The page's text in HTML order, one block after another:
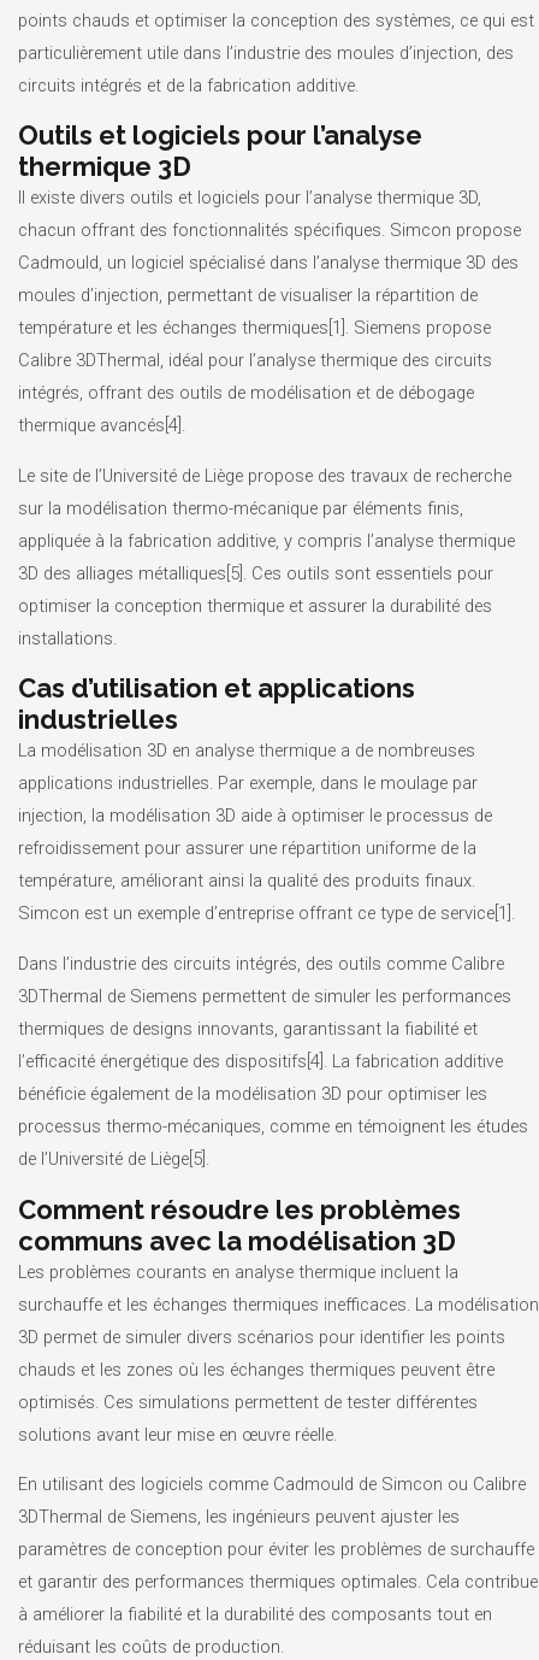
points chauds et optimiser la conception des systèmes, ce qui est
particulièrement utile dans l’industrie des moules d’injection, des
circuits intégrés et de la fabrication additive.
Outils et logiciels pour l’analyse
thermique 3D
Il existe divers outils et logiciels pour l’analyse thermique 3D,
chacun offrant des fonctionnalités spécifiques. Simcon propose
Cadmould, un logiciel spécialisé dans l’analyse thermique 3D des
moules d’injection, permettant de visualiser la répartition de
température et les échanges thermiques[1]. Siemens propose
Calibre 3DThermal, idéal pour l’analyse thermique des circuits
intégrés, offrant des outils de modélisation et de débogage
thermique avancés[4].
Le site de l’Université de Liège propose des travaux de recherche
sur la modélisation thermo-mécanique par éléments finis,
appliquée à la fabrication additive, y compris l’analyse thermique
3D des alliages métalliques[5]. Ces outils sont essentiels pour
optimiser la conception thermique et assurer la durabilité des
installations.
Cas d’utilisation et applications
industrielles
La modélisation 3D en analyse thermique a de nombreuses
applications industrielles. Par exemple, dans le moulage par
injection, la modélisation 3D aide à optimiser le processus de
refroidissement pour assurer une répartition uniforme de la
température, améliorant ainsi la qualité des produits finaux.
Simcon est un exemple d’entreprise offrant ce type de service[1].
Dans l’industrie des circuits intégrés, des outils comme Calibre
3DThermal de Siemens permettent de simuler les performances
thermiques de designs innovants, garantissant la fiabilité et
l’efficacité énergétique des dispositifs[4]. La fabrication additive
bénéficie également de la modélisation 3D pour optimiser les
processus thermo-mécaniques, comme en témoignent les études
de l’Université de Liège[5].
Comment résoudre les problèmes
communs avec la modélisation 3D
Les problèmes courants en analyse thermique incluent la
surchauffe et les échanges thermiques inefficaces. La modélisation
3D permet de simuler divers scénarios pour identifier les points
chauds et les zones où les échanges thermiques peuvent être
optimisés. Ces simulations permettent de tester différentes
solutions avant leur mise en œuvre réelle.
En utilisant des logiciels comme Cadmould de Simcon ou Calibre
3DThermal de Siemens, les ingénieurs peuvent ajuster les
paramètres de conception pour éviter les problèmes de surchauffe
et garantir des performances thermiques optimales. Cela contribue
à améliorer la fiabilité et la durabilité des composants tout en
réduisant les coûts de production.